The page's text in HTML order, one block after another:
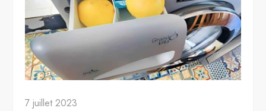
7 juillet 2023